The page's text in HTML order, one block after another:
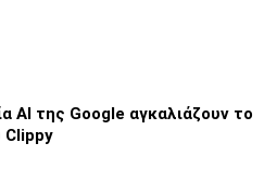
AI της Google αγκαλιάζουν το
Clippy